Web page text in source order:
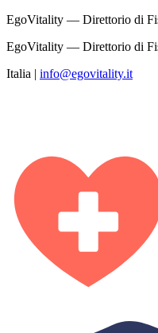
EgoVitality — Direttorio di
EgoVitality — Direttorio di
Italia | info@egovitality.it